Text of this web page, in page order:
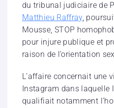
du tribunal judiciaire de
Matthieu Raffray,
Mousse, STOP
pour injure publique et
raison de l’orientation
L’affaire concernait une
Instagram dans laquelle
qualifiait notamment